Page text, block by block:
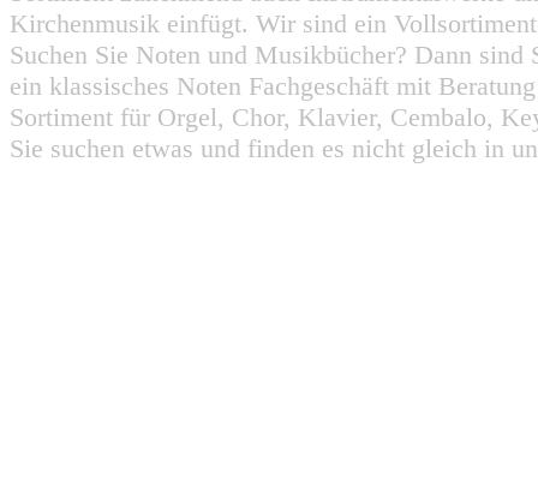
Kirchenmusik einfügt. Wir sind ein
Suchen Sie Noten und Musikbücher? Dann
ein klassisches Noten Fachgeschäft mit
Sortiment für Orgel, Chor, Klavier, Cembalo,
Sie suchen etwas und finden es nicht gleich in